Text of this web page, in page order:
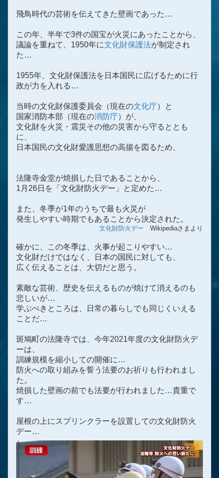
飛鳥時代の芸術を伝えてきた壁画であった…
この年、半年で3件の国宝が火災にあったことから、
議論を重ねて、1950年に文化財保護法が制定され
た…
1955年、文化財保護法を日本国民に広げるために行
政が力を入れる…
当時の文化財保護委員会（現在の文化庁）と
国家消防本部（現在の消防庁）が、
文化財を火災・震災その他の災害から守るととも
に、
日本国民の文化財愛護思想の高揚を図るため、
法隆寺金堂が焼損した日であることから、
1月26日を「文化財防火デー」と定めた…
また、冬季が1年のうちで最も火災が
発生しやすい時期でもあることから決定された。
文化財防火デー Wikipediaさまより
確かに、この冬季は、火事が起こりやすい…
文化財だけではなく、日本の国民に対しても、
広く伝えることは、大切だと思う。
素敵な芸術、歴史を伝えるものが焼けて消えるのも
悲しいが…
学ぶべきところは、日常の暮らしでも同じくいえる
ことだ…
斑鳩町の法隆寺では、今年2021年度の文化財防火デ
ーは、
訓練規模を縮小しての開催に…
防火への取り組みを誓う法要のお祈りも行われまし
た。
焼損した壁画の前でも法要が行われました…貴重で
す…
屋根の上にスプリンクラーを設置しての文化財防火
デー…